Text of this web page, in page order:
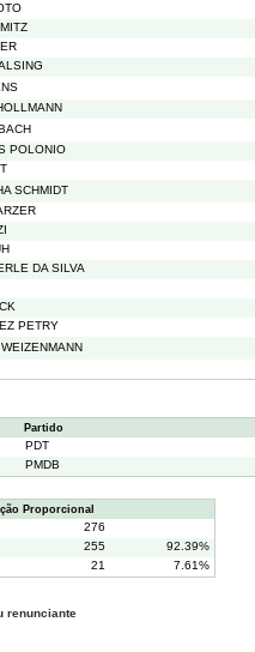
POLONIO
SCHMIDT
DA SILVA
PETRY
Partido
PDT
PMDB
Proporcional
276
255
92.39%
21 7.61%
renunciante